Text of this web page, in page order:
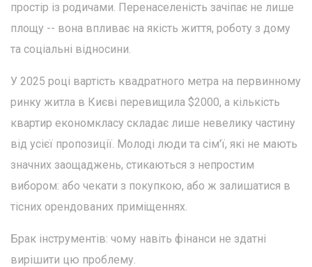
простір із родичами. Перенаселеність зачіпає не лише
площу -- вона впливає на якість життя, роботу з дому
та соціальні відносини.
У 2025 році вартість квадратного метра на первинному
ринку житла в Києві перевищила $2000, а кількість
квартир економкласу складає лише невелику частину
від усієї пропозиції. Молоді люди та сім'ї, які не мають
значних заощаджень, стикаються з непростим
вибором: або чекати з покупкою, або ж залишатися в
тісних орендованих приміщеннях.
Брак інструментів: чому навіть фінанси не здатні
вирішити цю проблему.